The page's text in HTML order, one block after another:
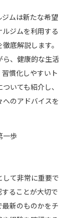
ムは新たな希望
ジムを利用する
底解説します。
ら、健康的な生活
慣化しやすいト
いても紹介し、
へのアドバイスを
一歩
て非常に重要で
ることが大切で
新のものかをチ